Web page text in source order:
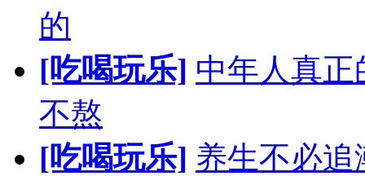
的
[吃喝玩乐] 中年人真
不熬
[吃喝玩乐] 养生不必